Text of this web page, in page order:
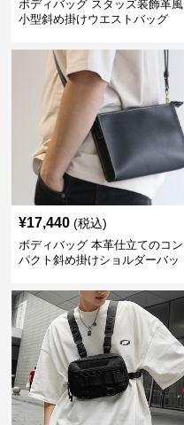
ボディバッグ スタッズ装飾革風
小型斜め掛けウエストバッグ
¥17,440 (税込)
ボディバッグ 本革仕立てのコン
パクト斜め掛けショルダーバッ